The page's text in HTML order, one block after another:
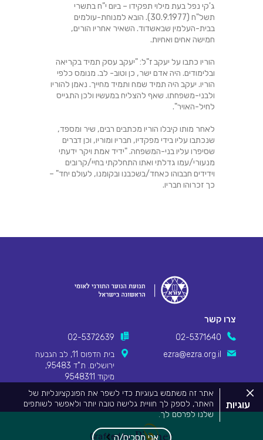
עוגיות
אתר זה משתמש בעוגיות כדי לשפר את הפונקציונליות של
האתר, לספק לך חוויית גלישה טובה יותר ולאפשר לשותפים
שלנו לפרסם לך.
מידע המפרט על השימוש בעוגיות באתר זה וכיצד ניתן לדחות
אותם, ניתן לצפותבמדיניות העוגיות שלנו
אני מסכים/ה
סגור
את
מדיניות
ג'קי נפל בעת מילוי תפקידו – ביום י"ח בתשרי
תשל"ח (30.9.1977). הובא למנוחת-עולמים
בבית-העלמין שבאשדוד. השאיר אחריו הורים,
חמישה אחים ואחיות.
הוריו כתבו על יעקב ז"ל: "יעקב עסק תמיד בקריאה
ובלימודים. היה אדם ישר, כן וטוב- לב. מנומס כלפי
הוריו. יעקב היה תמיד שמח ותמיד מחייך. נאמן להוריו
ולבני-משפחתו. שאף להצליח במעשיו ולכן התגייס
לחיל-האויר".
לאחר מותו קיבלו הוריו מכתבים רבים, שיר ומספד,
שנכתבו עליו בידי מפקדיו, חבריו ומוריו, וכן דברים
שסיפרו עליו בני-המשפחה. "ידיד אמת ויקר ידעתי
מנעורי/עמו גדלתי ואתו התחלקתי בחיי/קרובים
וידידים חבבוהו כאחד/בשכבנו ובקומנו, לעולם יחד" –
כך זכרוהו חבריו.
צרו קשר
02-5371640
02-5372639
ezra@ezra.org.il
בית הדפוס 11, לב הגבעה
ירושלים. ת"ד 95483,
מיקוד 9548311
Crafted by
Pionet Logo